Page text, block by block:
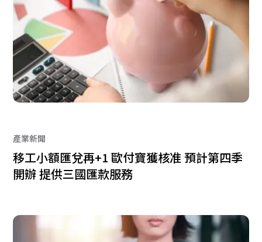
產業新聞
移工小額匯兌再+1 歐付寶獲核准 預計第四季
開辦 提供三國匯款服務